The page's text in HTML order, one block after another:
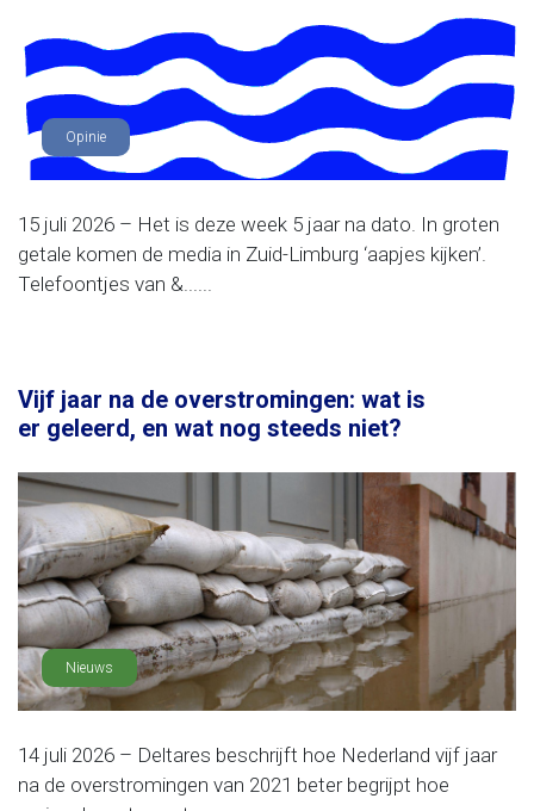
Opinie
15 juli 2026 – Het is deze week 5 jaar na dato. In groten
getale komen de media in Zuid-Limburg ‘aapjes kijken’.
Telefoontjes van &......
Vijf jaar na de overstromingen: wat is
er geleerd, en wat nog steeds niet?
Nieuws
14 juli 2026 – Deltares beschrijft hoe Nederland vijf jaar
na de overstromingen van 2021 beter begrijpt hoe